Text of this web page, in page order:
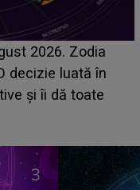
până
din Casa Iubirii
despre mama
iubesc pentru